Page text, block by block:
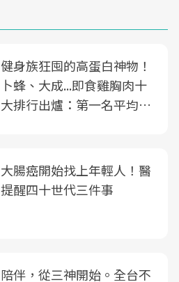
健身族狂囤的高蛋白神物！
卜蜂、大成...即食雞胸肉十
大排行出爐：第一名平均一
大腸癌開始找上年輕人！醫
提醒四十世代三件事
陪伴，從三神開始。全台不